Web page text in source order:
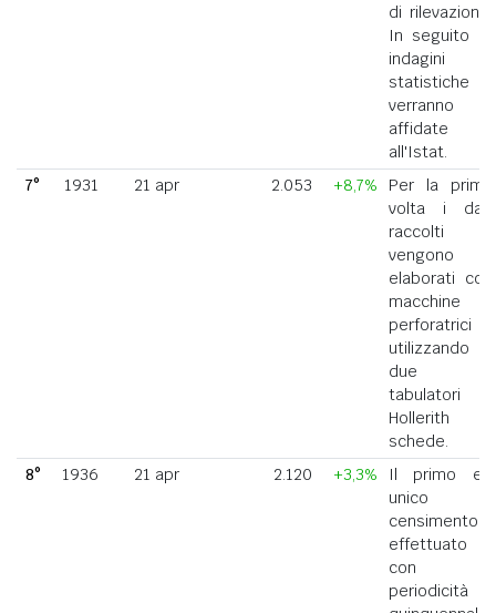
di rilevazione.
In seguito le
indagini
statistiche
verranno
affidate
all'Istat.
7°
1931 21 apr 2.053 +8,7%
Per la prima
volta i dati
raccolti
vengono
elaborati con
macchine
perforatrici
utilizzando
due
tabulatori
Hollerith a
schede.
8°
1936 21 apr 2.120 +3,3%
Il primo ed
unico
censimento
effettuato
con
periodicità